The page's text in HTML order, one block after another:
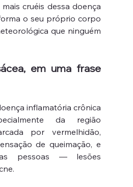
cruéis dessa doença
o seu próprio corpo
que ninguém
em uma frase
inflamatória crônica
da região
por vermelhidão,
de queimação, e
pessoas — lesões